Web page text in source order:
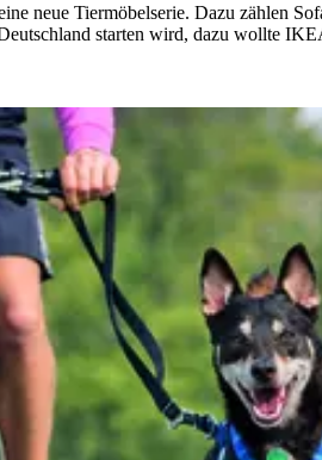
neue Tiermöbelserie. Dazu zählen
starten wird, dazu wollte